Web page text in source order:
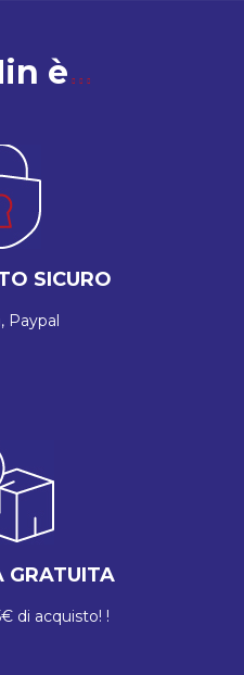
è
SICURO
Paypal
GRATUITA
di acquisto! !